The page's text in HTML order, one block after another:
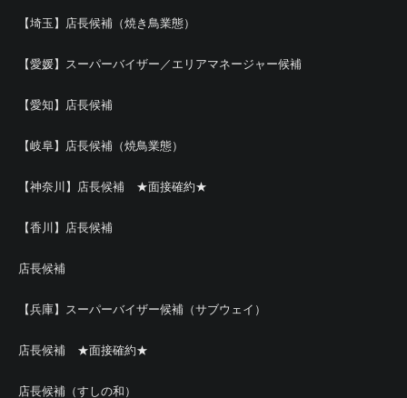
【埼玉】店長候補（焼き鳥業態）
【愛媛】スーパーバイザー／エリアマネージャー候補
【愛知】店長候補
【岐阜】店長候補（焼鳥業態）
【神奈川】店長候補 ★面接確約★
【香川】店長候補
店長候補
【兵庫】スーパーバイザー候補（サブウェイ）
店長候補 ★面接確約★
店長候補（すしの和）